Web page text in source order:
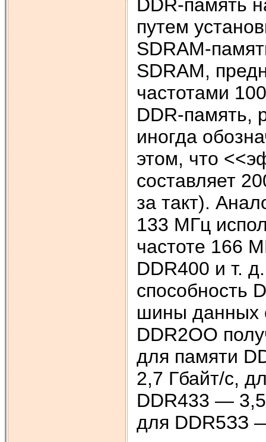
DDR-память
путем
SDRAM-
SDRAM,
частотами
DDR-память,
иногда
этом, что
составляет
за такт).
133 МГц
частоте 166
DDR400 и т.
способность
шины данных
DDR2ОО
для памяти
2,7 Гбайт/с,
DDR433 —
для DDR5ЗЗ